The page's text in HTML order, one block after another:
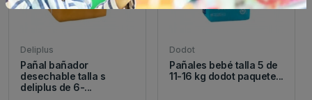
Deliplus
Pañal bañador
desechable talla s
deliplus de 6-...
Dodot
Pañales bebé talla 5 de
11-16 kg dodot paquete...